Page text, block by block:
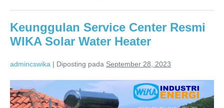
Solar
Keunggulan Service Center Resmi
WIKA Solar Water Heater
admincswika | Diposting pada September 28, 2023
Keunggulan
Service